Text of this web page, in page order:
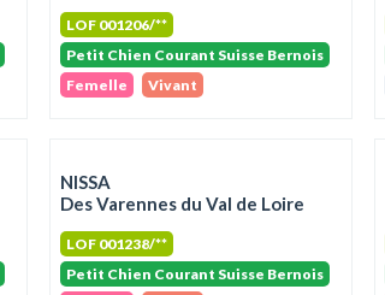
LOF 001206/**
Petit Chien Courant Suisse Bernois
Femelle
Vivant
NISSA
Des Varennes du Val de Loire
LOF 001238/**
Petit Chien Courant Suisse Bernois